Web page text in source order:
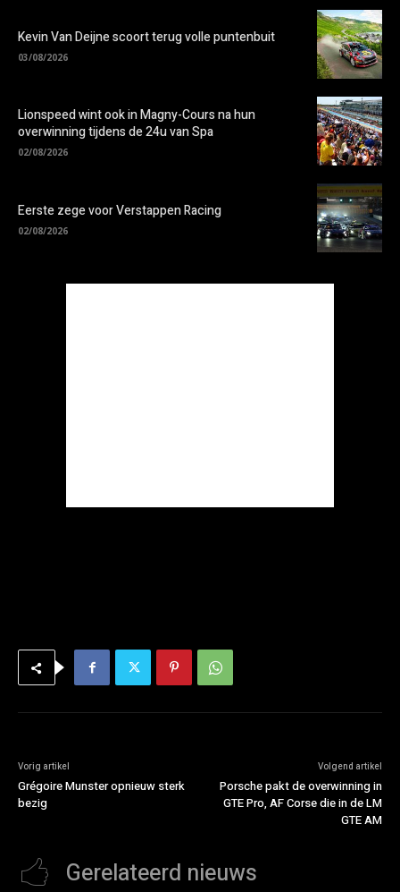
Kevin Van Deijne scoort terug volle puntenbuit
03/08/2026
Lionspeed wint ook in Magny-Cours na hun
overwinning tijdens de 24u van Spa
02/08/2026
Eerste zege voor Verstappen Racing
02/08/2026
Vorig artikel
Grégoire Munster opnieuw sterk
bezig
Volgend artikel
Porsche pakt de overwinning in
GTE Pro, AF Corse die in de LM
GTE AM
Gerelateerd nieuws